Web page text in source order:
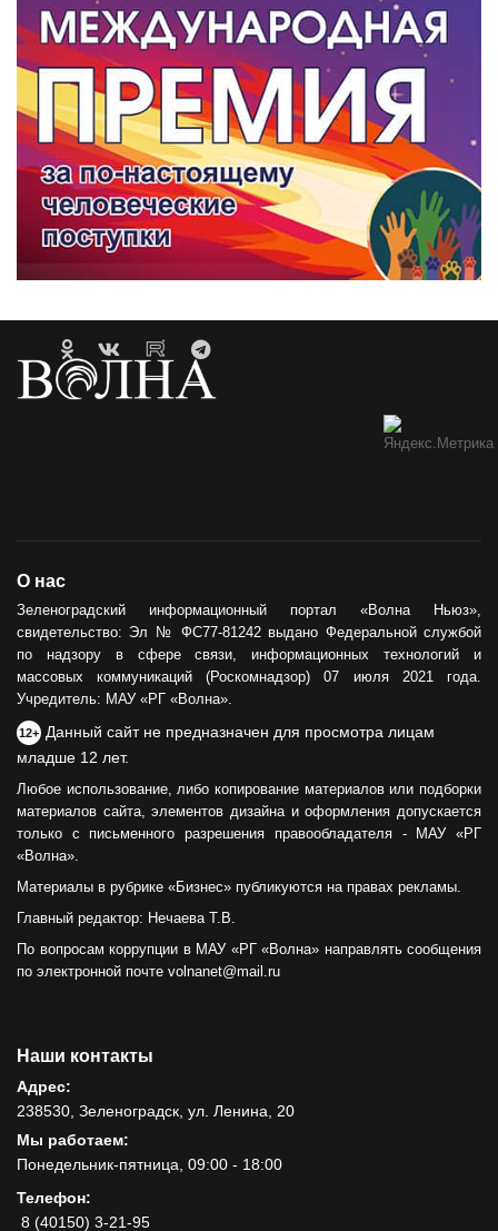
О нас
Зеленоградский информационный портал «Волна Ньюз»,
свидетельство: Эл № ФС77-81242 выдано Федеральной службой
по надзору в сфере связи, информационных технологий и
массовых коммуникаций (Роскомнадзор) 07 июля 2021 года.
Учредитель: МАУ «РГ «Волна».
12+ Данный сайт не предназначен для просмотра лицам
младше 12 лет.
Любое использование, либо копирование материалов или подборки
материалов сайта, элементов дизайна и оформления допускается
только с письменного разрешения правообладателя - МАУ «РГ
«Волна».
Материалы в рубрике «Бизнес» публикуются на правах рекламы.
Главный редактор: Нечаева Т.В.
По вопросам коррупции в МАУ «РГ «Волна» направлять сообщения
по электронной почте volnanet@mail.ru
Наши контакты
Адрес:
238530, Зеленоградск, ул. Ленина, 20
Мы работаем:
Понедельник-пятница, 09:00 - 18:00
Телефон:
8 (40150) 3-21-95